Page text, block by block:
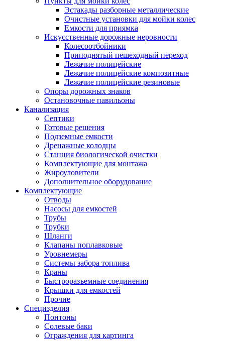
Эстакады разборные металлические
Очистные установки для мойки колес
Емкости для приямка
Искусственные дорожные неровности
Колесоотбойники
Приподнятый пешеходный переход
Лежачие полицейские
Лежачие полицейские композитные
Лежачие полицейские резиновые
Опоры дорожных знаков
Остановочные павильоны
Канализация
Септики
Готовые решения
Подземные емкости
Дренажные колодцы
Станция биологической очистки
Комплектующие для монтажа
Жироуловители
Дополнительное оборудование
Комплектующие
Отводы
Насосы для емкостей
Трубы
Трубки
Шланги
Клапаны поплавковые
Уровнемеры
Системы забора топлива
Краны
Быстроразъемные соединения
Крышки для емкостей
Прочие
Специзделия
Понтоны
Солевые баки
Ограждения для картинга